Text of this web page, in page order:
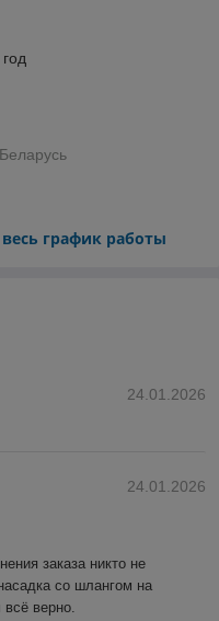
график работы
24.01.2026
24.01.2026
заказа никто не
со шлангом на
верно.